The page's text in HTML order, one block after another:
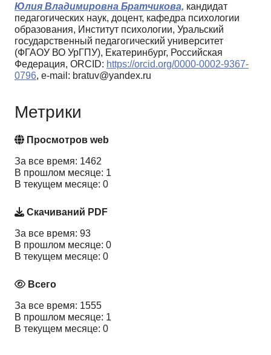
Юлия Владимировна Братчикова, кандидат
педагогических наук, доцент, кафедра психологии
образования, Институт психологии, Уральский
государственный педагогический университет
(ФГАОУ ВО УрГПУ), Екатеринбург, Российская
Федерация, ORCID: https://orcid.org/0000-0002-9367-
0796, e-mail: bratuv@yandex.ru
Метрики
Просмотров web
За все время: 1462
В прошлом месяце: 1
В текущем месяце: 0
Скачиваний PDF
За все время: 93
В прошлом месяце: 0
В текущем месяце: 0
Всего
За все время: 1555
В прошлом месяце: 1
В текущем месяце: 0